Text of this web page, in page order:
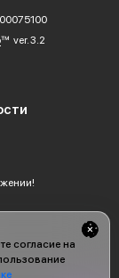
согласие на
ver. 3.2